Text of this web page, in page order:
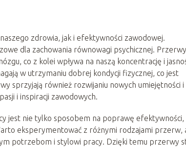
zdrowia, jak i efektywności zawodowej.
dla zachowania równowagi psychicznej.
co z kolei wpływa na naszą koncentrację i
w utrzymaniu dobrej kondycji fizycznej, co jest
sprzyjają również rozwijaniu nowych umiejętności i
i inspiracji zawodowych.
jest nie tylko sposobem na poprawę efektywności,
eksperymentować z różnymi rodzajami przerw,
potrzebom i stylowi pracy. Dzięki temu przerwy